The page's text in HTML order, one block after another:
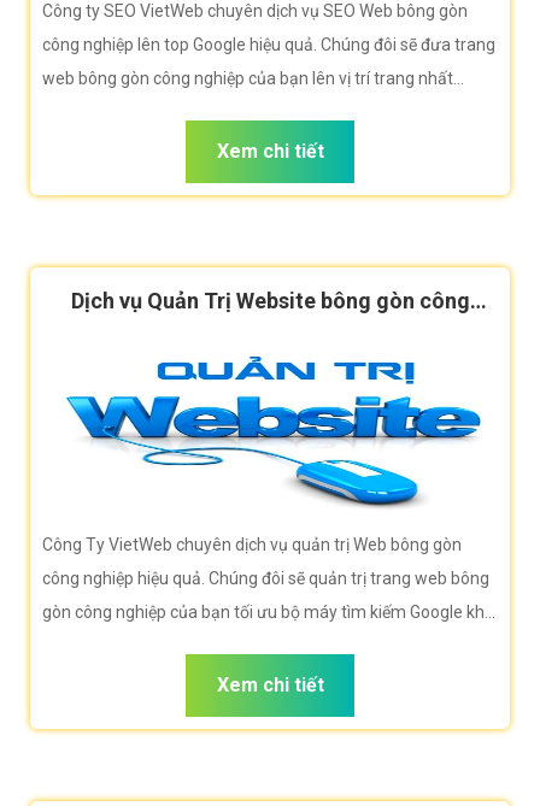
Công ty SEO VietWeb chuyên dịch vụ SEO Web bông gòn
công nghiệp lên top Google hiệu quả. Chúng đôi sẽ đưa trang
web bông gòn công nghiệp của bạn lên vị trí trang nhất
Xem chi tiết
Dịch vụ Quản Trị Website bông gòn công
Công Ty VietWeb chuyên dịch vụ quản trị Web bông gòn
công nghiệp hiệu quả. Chúng đôi sẽ quản trị trang web bông
gòn công nghiệp của bạn tối ưu bộ máy tìm kiếm Google khi
Xem chi tiết